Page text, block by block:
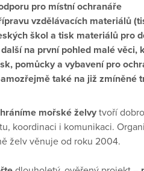
pro místní ochranáře
vzdělávacích materiálů
škol a tisk materiálů pro
na první pohled malé věci,
pomůcky a vybavení pro
také na již zmíněné
mořské želvytvoří
koordinaci i komunikaci.
želv věnuje od roku 2004.